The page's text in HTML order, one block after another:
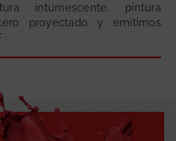
intumescente, pintura
proyectado y emitimos